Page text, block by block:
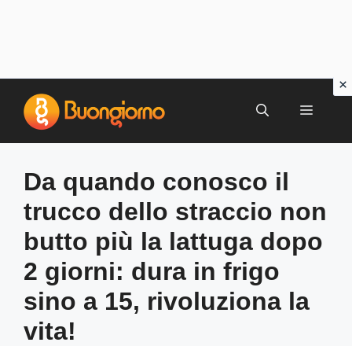
contenuto
MENU
Da quando conosco il
trucco dello straccio non
butto più la lattuga dopo
2 giorni: dura in frigo
sino a 15, rivoluziona la
vita!